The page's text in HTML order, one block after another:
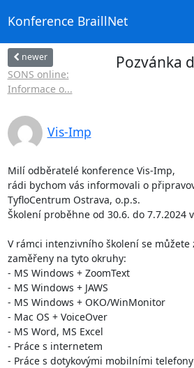
Konference BraillNet
newer
SONS online:
Informace o...
Pozvánka
Vis-Imp
Milí odběratelé konference Vis-Imp,
rádi bychom vás informovali o
TyfloCentrum Ostrava, o.p.s.
Školení proběhne od 30.6. do 7.7.2024
V rámci intenzivního školení se
zaměřeny na tyto okruhy:
- MS Windows + ZoomText
- MS Windows + JAWS
- MS Windows + OKO/WinMonitor
- Mac OS + VoiceOver
- MS Word, MS Excel
- Práce s internetem
- Práce s dotykovými mobilními